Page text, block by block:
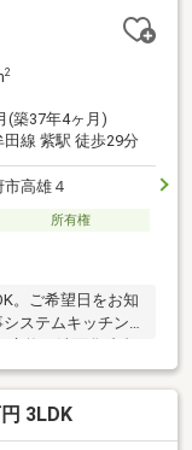
2
(築37年4ヶ月)
線 紫駅 徒歩29分
高雄４
所有権
。ご希望日をお知
ステムキッチン
ス張替え、クッシ
換、シューズボッ
警報器設置、照
ニング【おすすめ
3LDK